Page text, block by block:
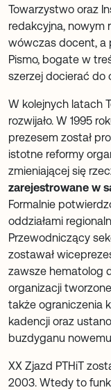
Towarzystwo oraz
redakcyjna, nowym
wówczas docent, a
Pismo, bogate w
szerzej docierać do
W kolejnych latach
rozwijało. W 1995
prezesem został
istotne reformy
zmieniającej się
zarejestrowane w
Formalnie
oddziałami
Przewodniczący
zostawał
zawsze hematolog
organizacji
także ograniczenia
kadencji oraz
buzdyganu
XX Zjazd PTHiT
2003. Wtedy to